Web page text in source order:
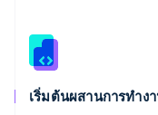
เริ่มต้นผสานการทำง
สิงคโปร์
ออสเตรเลีย
English